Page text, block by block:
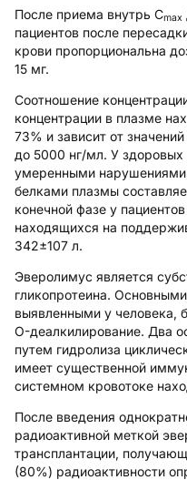
После приема внутрь Cmax
пациентов после
крови пропорциональна
15 мг.
Соотношение
концентрации в плазме
73% и зависит от
до 5000 нг/мл. У здоровых
умеренными нарушениями
белками плазмы
конечной фазе у
находящихся на
342±107 л.
Эверолимус является
гликопротеина.
выявленными у человека,
O-деалкилирование. Два
путем гидролиза
имеет существенной
системном кровотоке
После введения
радиоактивной меткой
трансплантации,
(80%) радиоактивности